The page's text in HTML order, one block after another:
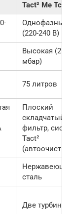
Tact² Me Tc
Однофазный
(220-240 В)
Высокая
мбар)
75 литров
Плоский
складчатый
фильтр,
Tact²
(автоочистка)
сталь
Две турбины,